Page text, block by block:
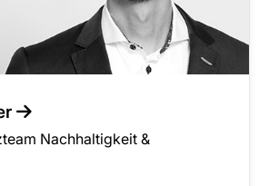
Nachhaltigkeit &